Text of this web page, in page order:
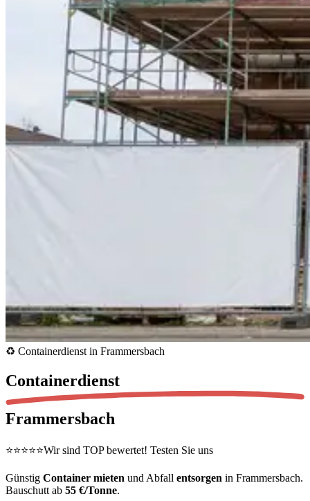
♻️ Containerdienst in Frammersbach
Containerdienst
Frammersbach
⭐⭐⭐⭐⭐Wir sind TOP bewertet! Testen Sie uns
Günstig Container mieten und Abfall entsorgen in Frammersbach.
Bauschutt ab 55 €/Tonne.